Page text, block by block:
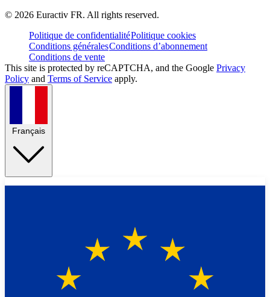
© 2026 Euractiv FR. All rights reserved.
Politique de confidentialitéPolitique cookies
Conditions généralesConditions d’abonnement
Conditions de vente
This site is protected by reCAPTCHA, and the Google Privacy
Policy and Terms of Service apply.
Français